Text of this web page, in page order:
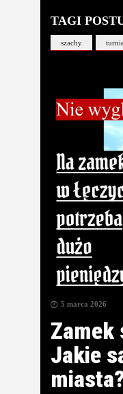
TAGI
szachy
5 marca 2026
Zamek
Jakie